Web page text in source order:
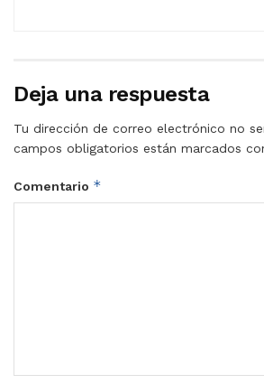
Deja una respuesta
Tu dirección de correo electrónico no
campos obligatorios están marcados
Comentario *